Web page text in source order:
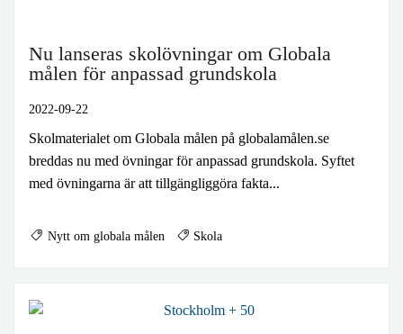
Nu lanseras skolövningar om Globala
målen för anpassad grundskola
2022-09-22
Skolmaterialet om Globala målen på globalamålen.se
breddas nu med övningar för anpassad grundskola. Syftet
med övningarna är att tillgängliggöra fakta...
Nytt om globala målen Skola